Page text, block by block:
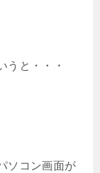
うと・・・
ソコン画面が